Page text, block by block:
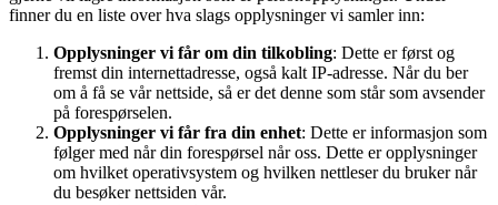
finner du en liste over hva slags opplysninger vi samler inn:
Opplysninger vi får om din tilkobling: Dette er først og
fremst din internettadresse, også kalt IP-adresse. Når du ber
om å få se vår nettside, så er det denne som står som avsender
på forespørselen.
Opplysninger vi får fra din enhet: Dette er informasjon som
følger med når din forespørsel når oss. Dette er opplysninger
om hvilket operativsystem og hvilken nettleser du bruker når
du besøker nettsiden vår.